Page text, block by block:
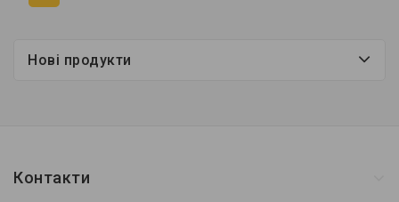
Нові продукти
Контакти